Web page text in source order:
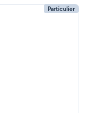
Particulier